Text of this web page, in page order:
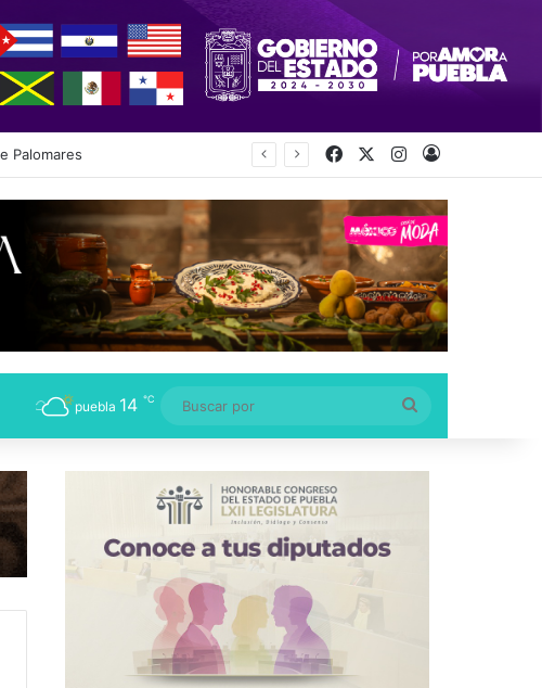
Subsecretaría FacebookInstagram
Acceso
puebla 14 ℃
por